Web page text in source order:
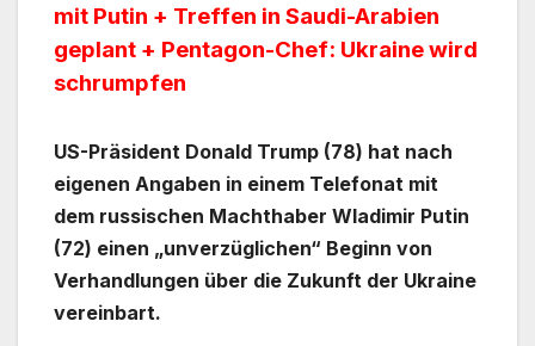
mit Putin + Treffen in Saudi-Arabien
geplant + Pentagon-Chef: Ukraine wird
schrumpfen
US-Präsident Donald Trump (78) hat nach
eigenen Angaben in einem Telefonat mit
dem russischen Machthaber Wladimir Putin
(72) einen „unverzüglichen“ Beginn von
Verhandlungen über die Zukunft der Ukraine
vereinbart.